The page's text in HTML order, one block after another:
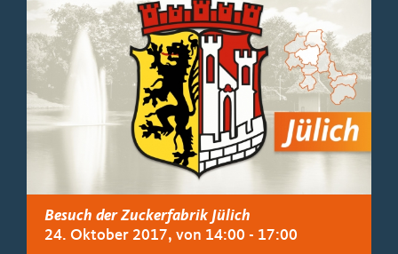
Besuch der Zuckerfabrik Jülich
24. Oktober 2017, von 14:00 - 17:00